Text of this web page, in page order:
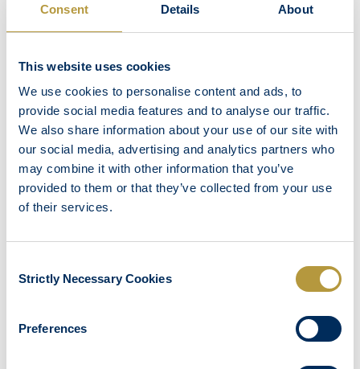
Consent Details About
This website uses cookies
We use cookies to personalise content and ads, to
provide social media features and to analyse our traffic.
We also share information about your use of our site with
our social media, advertising and analytics partners who
may combine it with other information that you’ve
provided to them or that they’ve collected from your use
of their services.
Selection
Strictly Necessary Cookies
Preferences
Connexion Internet wifi
Téléphone direct international
Equipement de préparation de café et de
thé
Mini Bar
Coffre-fort
Baignoire – Douche
Sèche-cheveux
Service de chambre